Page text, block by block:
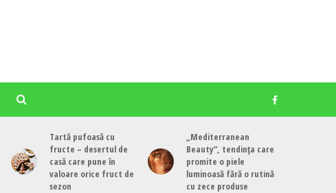
Tartă pufoasă cu
fructe – desertul de
casă care pune în
valoare orice fruct de
sezon
„Mediterranean
Beauty”, tendința care
promite o piele
luminoasă fără o rutină
cu zece produse